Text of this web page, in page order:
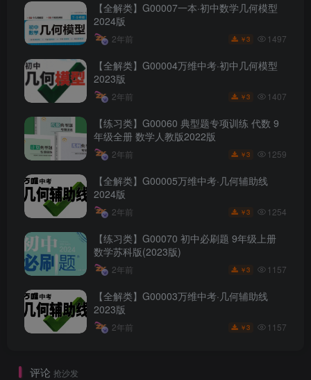
【全解类】G00007一本·初中数学几何模型
2024版
2年前 ￥3 1497
【全解类】G00004万维中考·初中几何模型
2023版
2年前 ￥3 1407
【练习类】G00060 典型题专项训练 代数 9
年级全册 数学人教版2022版
2年前 ￥3 1259
【全解类】G00005万维中考·几何辅助线
2024版
2年前 ￥3 1254
【练习类】G00070 初中必刷题 9年级上册
数学苏科版(2023版)
2年前 ￥3 1157
【全解类】G00003万维中考·几何辅助线
2023版
2年前 ￥3 1157
评论 抢沙发